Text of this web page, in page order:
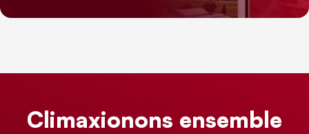
Climaxionons ensemble